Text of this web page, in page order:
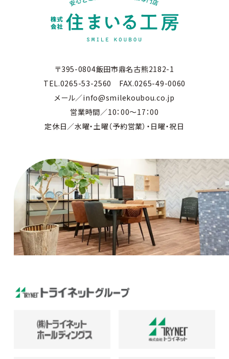
〒395-0804飯田市鼎名古熊2182-1
TEL.0265-53-2560 FAX.0265-49-0060
メール／info@smilekoubou.co.jp
営業時間／10：00～17：00
定休日／水曜・土曜（予約営業）・日曜・祝日